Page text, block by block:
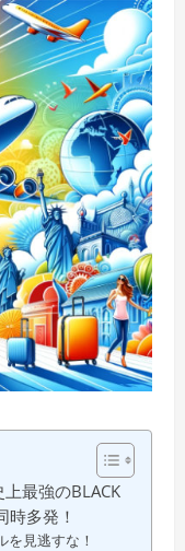
最強のBLACK
時多発！
を見逃すな！